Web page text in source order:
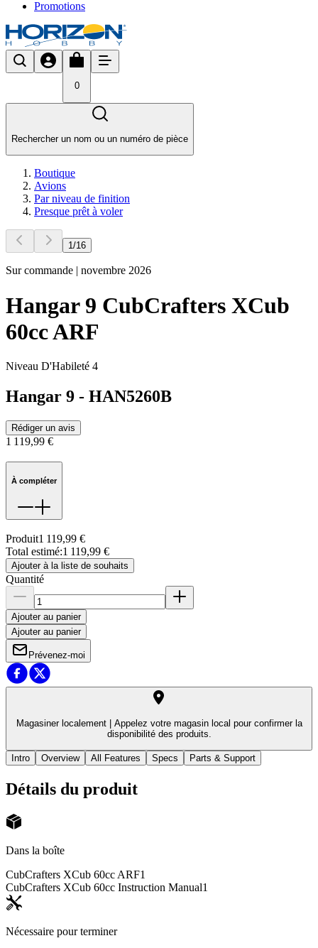
Promotions
0
Rechercher un nom ou un numéro de pièce
Boutique
Avions
Par niveau de finition
Presque prêt à voler
1/16
Sur commande | novembre 2026
Hangar 9 CubCrafters XCub
60cc ARF
Niveau D'Habileté 4
Hangar 9 - HAN5260B
Rédiger un avis
1 119,99 €
À compléter
Produit1 119,99 €
Total estimé:1 119,99 €
Ajouter à la liste de souhaits
Quantité
Ajouter au panier
Ajouter au panier
Prévenez-moi
Magasiner localement |Appelez votre magasin local pour confirmer la
disponibilité des produits.
Intro Overview All Features Specs Parts & Support
Détails du produit
Dans la boîte
CubCrafters XCub 60cc ARF1
CubCrafters XCub 60cc Instruction Manual1
Nécessaire pour terminer